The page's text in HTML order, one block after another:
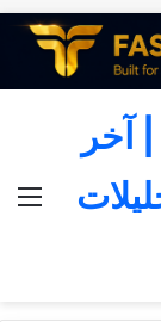
| آخر